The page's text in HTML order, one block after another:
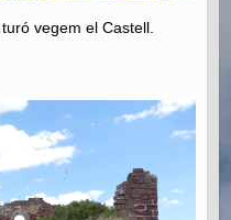
vegem el Castell.